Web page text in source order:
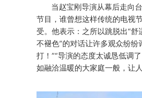
当赵宝刚导演从幕后走向
节目，谁曾想这样传统的电视
受。他表示：之所以跳脱出“舒
不褪色”的对话让许多观众纷
打！”“导演的态度太诚恳低调
如融洽温暖的大家庭一般，让